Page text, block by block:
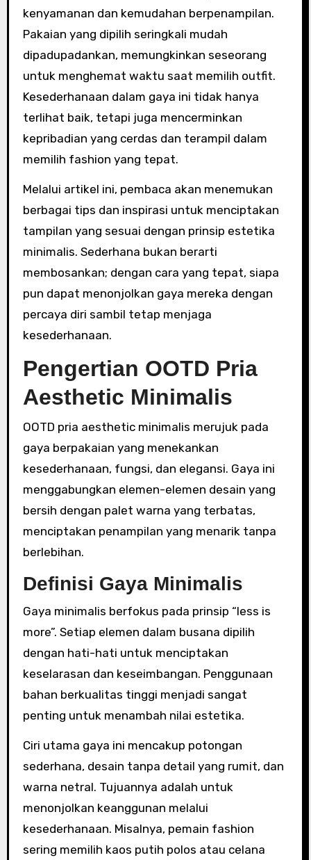
kenyamanan dan kemudahan berpenampilan.
Pakaian yang dipilih seringkali mudah
dipadupadankan, memungkinkan seseorang
untuk menghemat waktu saat memilih outfit.
Kesederhanaan dalam gaya ini tidak hanya
terlihat baik, tetapi juga mencerminkan
kepribadian yang cerdas dan terampil dalam
memilih fashion yang tepat.
Melalui artikel ini, pembaca akan menemukan
berbagai tips dan inspirasi untuk menciptakan
tampilan yang sesuai dengan prinsip estetika
minimalis. Sederhana bukan berarti
membosankan; dengan cara yang tepat, siapa
pun dapat menonjolkan gaya mereka dengan
percaya diri sambil tetap menjaga
kesederhanaan.
Pengertian OOTD Pria
Aesthetic Minimalis
OOTD pria aesthetic minimalis merujuk pada
gaya berpakaian yang menekankan
kesederhanaan, fungsi, dan elegansi. Gaya ini
menggabungkan elemen-elemen desain yang
bersih dengan palet warna yang terbatas,
menciptakan penampilan yang menarik tanpa
berlebihan.
Definisi Gaya Minimalis
Gaya minimalis berfokus pada prinsip “less is
more”. Setiap elemen dalam busana dipilih
dengan hati-hati untuk menciptakan
keselarasan dan keseimbangan. Penggunaan
bahan berkualitas tinggi menjadi sangat
penting untuk menambah nilai estetika.
Ciri utama gaya ini mencakup potongan
sederhana, desain tanpa detail yang rumit, dan
warna netral. Tujuannya adalah untuk
menonjolkan keanggunan melalui
kesederhanaan. Misalnya, pemain fashion
sering memilih kaos putih polos atau celana